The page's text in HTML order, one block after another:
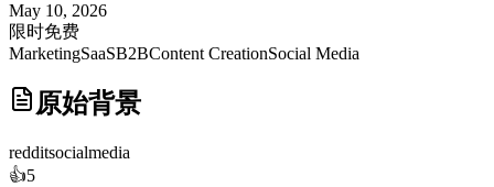
May 10, 2026
限时免费
MarketingSaaSB2BContent CreationSocial Media
原始背景
redditsocialmedia
👍5